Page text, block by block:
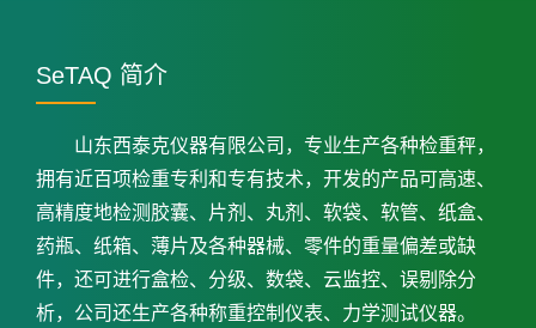
SeTAQ 简介
山东西泰克仪器有限公司，专业生产各种检重秤，
拥有近百项检重专利和专有技术，开发的产品可高速、
高精度地检测胶囊、片剂、丸剂、软袋、软管、纸盒、
药瓶、纸箱、薄片及各种器械、零件的重量偏差或缺
件，还可进行盒检、分级、数袋、云监控、误剔除分
析，公司还生产各种称重控制仪表、力学测试仪器。